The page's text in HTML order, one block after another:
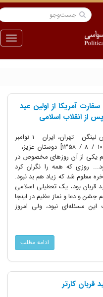
منو
آمریکا از اولین عید
از انقلاب اسلامی
از: بروس لینگن تهران، ایران ۱ نوامبر
۱۹۷۹ [ ۱۰ / ۸ / ۱۳۵۸] دوستان عزیز،
یکی از آن روزهای مخصوص در
روزی که همه را نگران کرد
معلوم شد که زیاد هم بد نبود.
قربان بود، یک تعطیلی اسلامی
و دعا و نماز عظیم در اینجا
مسئله‌ای نبود، ولی امروز
ادامه مطلب
قربان کارتر